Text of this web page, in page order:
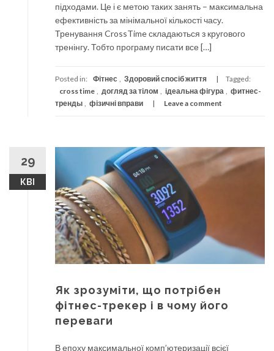
підходами. Це і є метою таких занять – максимальна
ефективність за мінімальної кількості часу.
Тренування CrossTime складаються з кругового
тренінгу. Тобто програму писати все […]
Posted in: Фітнес Здоровий спосіб життя
Tagged:
cross time
догляд за тілом ідеальна фігура
фитнес-
тренды
фізичні вправи Leave a comment
29
КВІ
Як зрозуміти, що потрібен
фітнес-трекер і в чому його
переваги
В епоху максимальної комп’ютеризації всієї